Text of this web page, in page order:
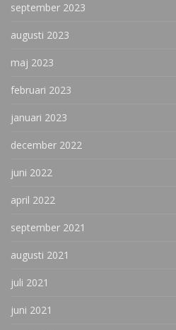
september 2023
augusti 2023
maj 2023
februari 2023
januari 2023
december 2022
juni 2022
april 2022
september 2021
augusti 2021
juli 2021
juni 2021